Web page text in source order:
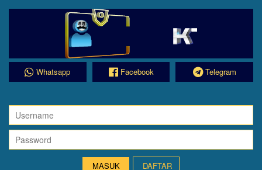
Whatsapp Facebook Telegram
DAFTAR